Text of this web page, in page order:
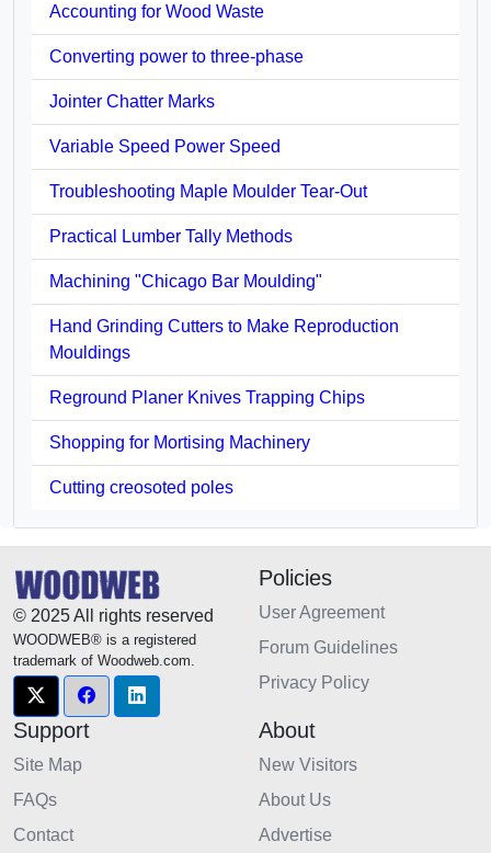
Accounting for Wood Waste
Converting power to three-phase
Jointer Chatter Marks
Variable Speed Power Speed
Troubleshooting Maple Moulder Tear-Out
Practical Lumber Tally Methods
Machining "Chicago Bar Moulding"
Hand Grinding Cutters to Make Reproduction
Mouldings
Reground Planer Knives Trapping Chips
Shopping for Mortising Machinery
Cutting creosoted poles
© 2025 All rights reserved
WOODWEB® is a registered
trademark of Woodweb.com.
Policies
User Agreement
Forum Guidelines
Privacy Policy
Support
Site Map
FAQs
Contact
About
New Visitors
About Us
Advertise